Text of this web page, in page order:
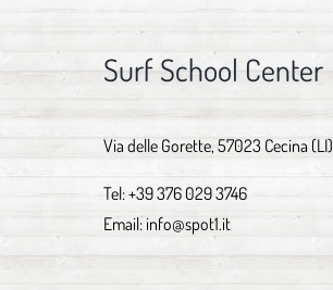
Surf School Center
Via delle Gorette, 57023 Cecina (LI)
Tel:+39 376 029 3746
Email: info@spot1.it